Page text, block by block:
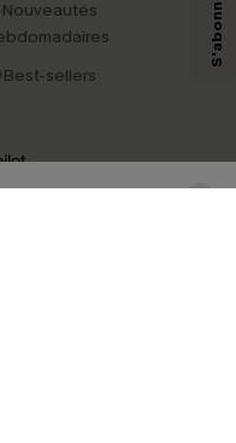
sellers
4.4
votre engagement, de
de vous recommander des
à notre
Politique de
à tout moment.